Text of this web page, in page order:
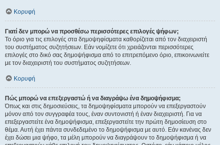
Κορυφή
Γιατί δεν μπορώ να προσθέσω περισσότερες επιλογές ψήφων;
Το όριο για τις επιλογές στα δημοψηφίσματα καθορίζεται από τον διαχειριστή
του συστήματος συζητήσεων. Εάν νομίζετε ότι χρειάζονται περισσότερες
επιλογές στο δικό σας δημοψήφισμα από το επιτρεπόμενο όριο, επικοινωνείτε
με τον διαχειριστή του συστήματος συζητήσεων.
Κορυφή
Πώς μπορώ να επεξεργαστώ ή να διαγράψω ένα δημοψήφισμα;
Όπως και στις δημοσιεύσεις, τα δημοψηφίσματα μπορούν να επεξεργαστούν
μόνον από τον συγγραφέα τους, έναν συντονιστή ή έναν διαχειριστή. Για να
επεξεργαστείτε ένα δημοψήφισμα, επεξεργαστείτε την πρώτη δημοσίευση στο
θέμα. Αυτή έχει πάντα συνδεδεμένο το δημοψήφισμα με αυτό. Εάν κανένας δεν
έχει δώσει μια ψήφο, τα μέλη μπορούν να διαγράψουν το δημοψήφισμα ή να